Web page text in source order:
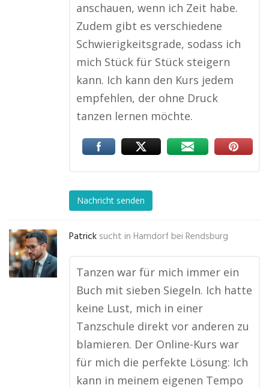
anschauen, wenn ich Zeit habe.
Zudem gibt es verschiedene
Schwierigkeitsgrade, sodass ich
mich Stück für Stück steigern
kann. Ich kann den Kurs jedem
empfehlen, der ohne Druck
tanzen lernen möchte.
Nachricht senden
Patrick sucht in Hamdorf bei Rendsburg
Tanzen war für mich immer ein
Buch mit sieben Siegeln. Ich hatte
keine Lust, mich in einer
Tanzschule direkt vor anderen zu
blamieren. Der Online-Kurs war
für mich die perfekte Lösung: Ich
kann in meinem eigenen Tempo